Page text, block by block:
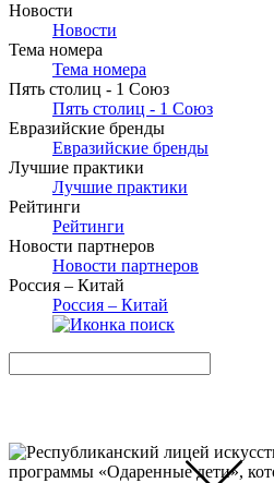
Новости
Новости
Тема номера
Тема номера
Пять столиц - 1 Союз
Пять столиц - 1 Союз
Евразийские бренды
Евразийские бренды
Лучшие практики
Лучшие практики
Рейтинги
Рейтинги
Новости партнеров
Новости партнеров
Россия – Китай
Россия – Китай